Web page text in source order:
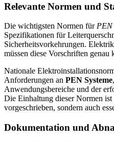
Relevante Normen und
Die wichtigsten Normen fürPEN
Spezifikationen für
Sicherheitsvorkehrungen.
müssen diese Vorschriften genau
Nationale
Anforderungen an PEN Systeme
Anwendungsbereiche und der
Die Einhaltung dieser Normen
vorgeschrieben, sondern auch
Dokumentation und